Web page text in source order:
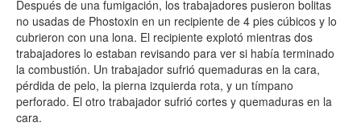
Después de una fumigación, los trabajadores pusieron bolitas
no usadas de Phostoxin en un recipiente de 4 pies cúbicos y lo
cubrieron con una lona. El recipiente explotó mientras dos
trabajadores lo estaban revisando para ver si había terminado
la combustión. Un trabajador sufrió quemaduras en la cara,
pérdida de pelo, la pierna izquierda rota, y un tímpano
perforado. El otro trabajador sufrió cortes y quemaduras en la
cara.